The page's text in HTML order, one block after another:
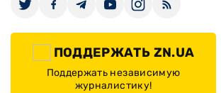
ПОДДЕРЖАТЬ ZN.UA
Поддержать независимую
журналистику!